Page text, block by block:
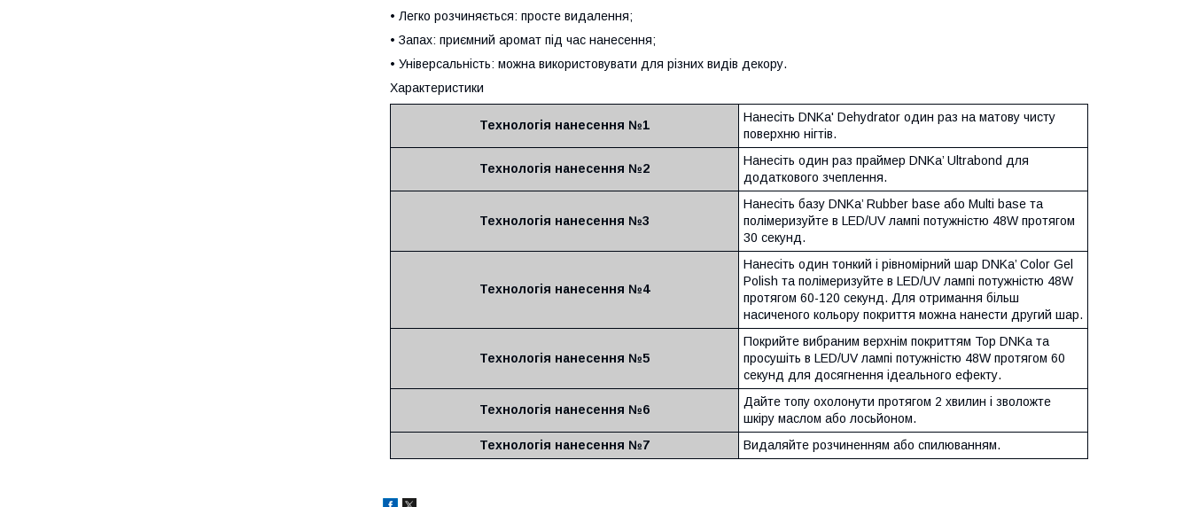
• Легко розчиняється: просте видалення;
• Запах: приємний аромат під час нанесення;
• Універсальність: можна використовувати для різних видів декору.
Характеристики
Технологія нанесення №1
Нанесіть DNKa' Dehydrator один раз на матову чисту
поверхню нігтів.
Технологія нанесення №2
Нанесіть один раз праймер DNKa’ Ultrabond для
додаткового зчеплення.
Технологія нанесення №3
Нанесіть базу DNKa’ Rubber base або Multi base та
полімеризуйте в LED/UV лампі потужністю 48W протягом
30 секунд.
Технологія нанесення №4
Нанесіть один тонкий і рівномірний шар DNKa’ Color Gel
Polish та полімеризуйте в LED/UV лампі потужністю 48W
протягом 60-120 секунд. Для отримання більш
насиченого кольору покриття можна нанести другий шар.
Технологія нанесення №5
Покрийте вибраним верхнім покриттям Top DNKa та
просушіть в LED/UV лампі потужністю 48W протягом 60
секунд для досягнення ідеального ефекту.
Технологія нанесення №6
Дайте топу охолонути протягом 2 хвилин і зволожте
шкіру маслом або лосьйоном.
Технологія нанесення №7
Видаляйте розчиненням або спилюванням.